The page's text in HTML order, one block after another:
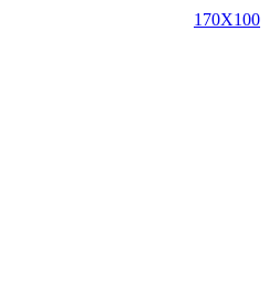
170X100